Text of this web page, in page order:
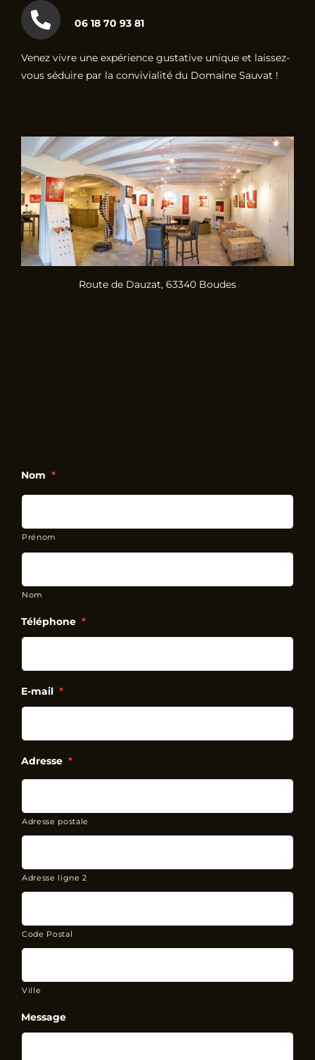
06 18 70 93 81
Venez vivre une expérience gustative unique et laissez-
vous séduire par la convivialité du Domaine Sauvat !
Route de Dauzat, 63340 Boudes
Nom *
Prénom
Nom
Téléphone *
E-mail *
Adresse *
Adresse postale
Adresse ligne 2
Code Postal
Ville
Message